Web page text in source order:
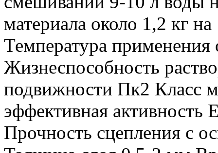
материала около 1,2 кг
Температура
Жизнеспособность
подвижности Пк2 Класс
эффективная
Прочность сцепления с